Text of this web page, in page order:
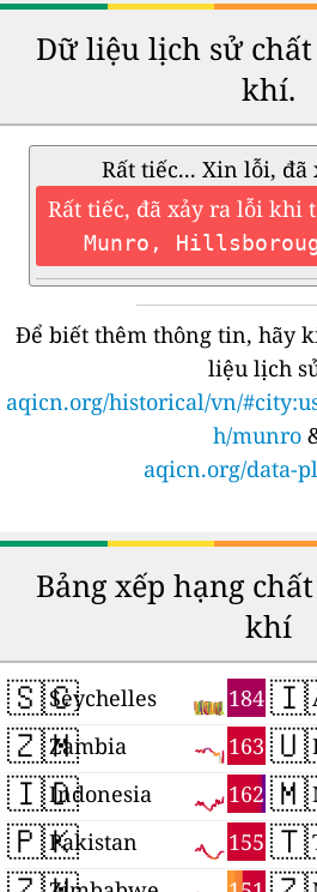
Dữ liệu lịch sử
khí.
Rất tiếc... Xin lỗi, đã
Rất tiếc, đã xảy ra lỗi khi
Munro,
Để biết thêm thông tin, hãy
liệu lịch
aqicn.org/historical/vn/
h/munro
aqicn.org/data-
Bảng xếp hạng
khí
🇸🇨 184
Seychelles
🇿🇲 163
Zambia
🇮🇩 162
Indonesia
🇵🇰 155
Pakistan